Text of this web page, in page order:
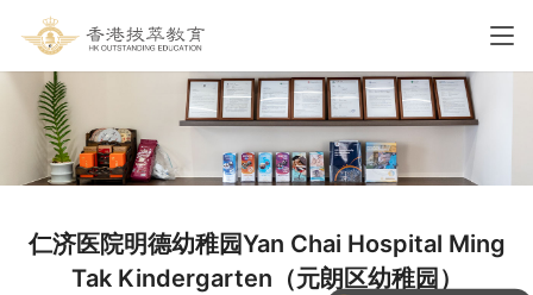
仁济医院明德幼稚园Yan Chai Hospital Ming
Tak Kindergarten（元朗区幼稚园）